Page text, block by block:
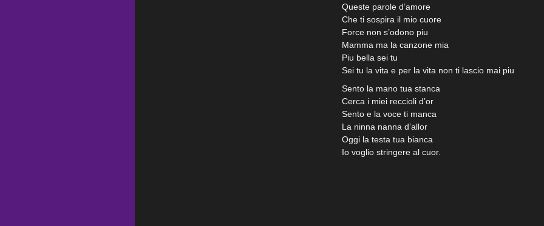
Queste parole d’amore
Che ti sospira il mio cuore
Force non s’odono piu
Mamma ma la canzone mia
Piu bella sei tu
Sei tu la vita e per la vita non ti lascio mai piu
Sento la mano tua stanca
Cerca i miei reccioli d’or
Sento e la voce ti manca
La ninna nanna d’allor
Oggi la testa tua bianca
Io voglio stringere al cuor.